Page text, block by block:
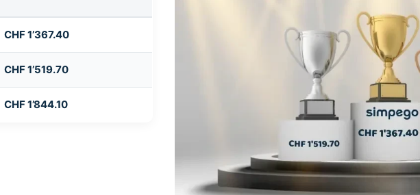
CHF 1’367.40
CHF 1’519.70
CHF 1’844.10